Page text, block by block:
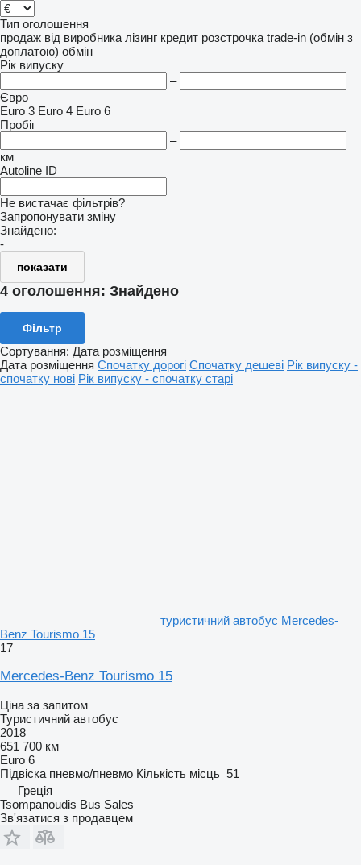
Тип оголошення
продаж від виробника лізинг кредит розстрочка trade-in (обмін з
доплатою) обмін
Рік випуску
–
Євро
Euro 3 Euro 4 Euro 6
Пробіг
–
км
Autoline ID
Не вистачає фільтрів?
Запропонувати зміну
Знайдено:
-
показати
4 оголошення: Знайдено
Фільтр
Сортування: Дата розміщення
Дата розміщення Спочатку дорогі Спочатку дешеві Рік випуску -
спочатку нові Рік випуску - спочатку старі
туристичний автобус Mercedes-
Benz Tourismo 15
17
Mercedes-Benz Tourismo 15
Ціна за запитом
Туристичний автобус
2018
651 700 км
Euro 6
Підвіска пневмо/пневмо Кількість місць 51
Греція
Tsompanoudis Bus Sales
Зв'язатися з продавцем